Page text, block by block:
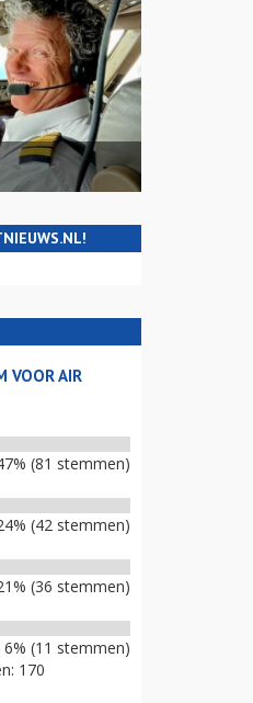
VOOR AIR
(81 stemmen)
(42 stemmen)
(36 stemmen)
6% (11 stemmen)
170